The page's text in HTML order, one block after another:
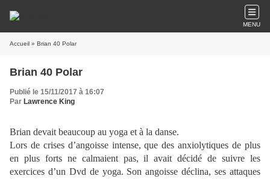
MENU
Accueil » Brian 40 Polar
Brian 40 Polar
Publié le 15/11/2017 à 16:07
Par Lawrence King
Brian devait beaucoup au yoga et à la danse.
Lors de crises d’angoisse intense, que des anxiolytiques de plus
en plus forts ne calmaient pas, il avait décidé de suivre les
exercices d’un Dvd de yoga. Son angoisse déclina, ses attaques